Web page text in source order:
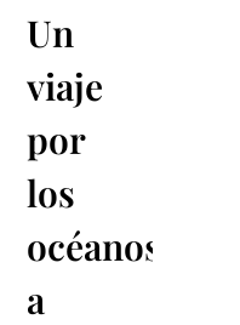
Un
viaje
por
los
océanos
a